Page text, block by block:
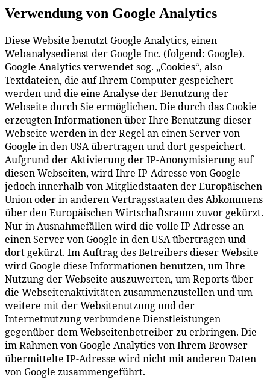
Verwendung von Google Analytics
Diese Website benutzt Google Analytics, einen
Webanalysedienst der Google Inc. (folgend: Google).
Google Analytics verwendet sog. „Cookies“, also
Textdateien, die auf Ihrem Computer gespeichert
werden und die eine Analyse der Benutzung der
Webseite durch Sie ermöglichen. Die durch das Cookie
erzeugten Informationen über Ihre Benutzung dieser
Webseite werden in der Regel an einen Server von
Google in den USA übertragen und dort gespeichert.
Aufgrund der Aktivierung der IP-Anonymisierung auf
diesen Webseiten, wird Ihre IP-Adresse von Google
jedoch innerhalb von Mitgliedstaaten der Europäischen
Union oder in anderen Vertragsstaaten des Abkommens
über den Europäischen Wirtschaftsraum zuvor gekürzt.
Nur in Ausnahmefällen wird die volle IP-Adresse an
einen Server von Google in den USA übertragen und
dort gekürzt. Im Auftrag des Betreibers dieser Website
wird Google diese Informationen benutzen, um Ihre
Nutzung der Webseite auszuwerten, um Reports über
die Webseitenaktivitäten zusammenzustellen und um
weitere mit der Websitenutzung und der
Internetnutzung verbundene Dienstleistungen
gegenüber dem Webseitenbetreiber zu erbringen. Die
im Rahmen von Google Analytics von Ihrem Browser
übermittelte IP-Adresse wird nicht mit anderen Daten
von Google zusammengeführt.